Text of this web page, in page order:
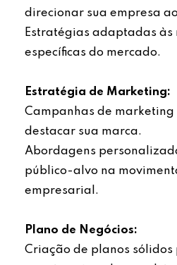
direcionar sua empresa ao
Estratégias adaptadas às
específicas do mercado.
Estratégia de Marketing:
Campanhas de
destacar sua marca.
Abordagens
público-alvo na
empresarial.
Plano de Negócios:
Criação de planos